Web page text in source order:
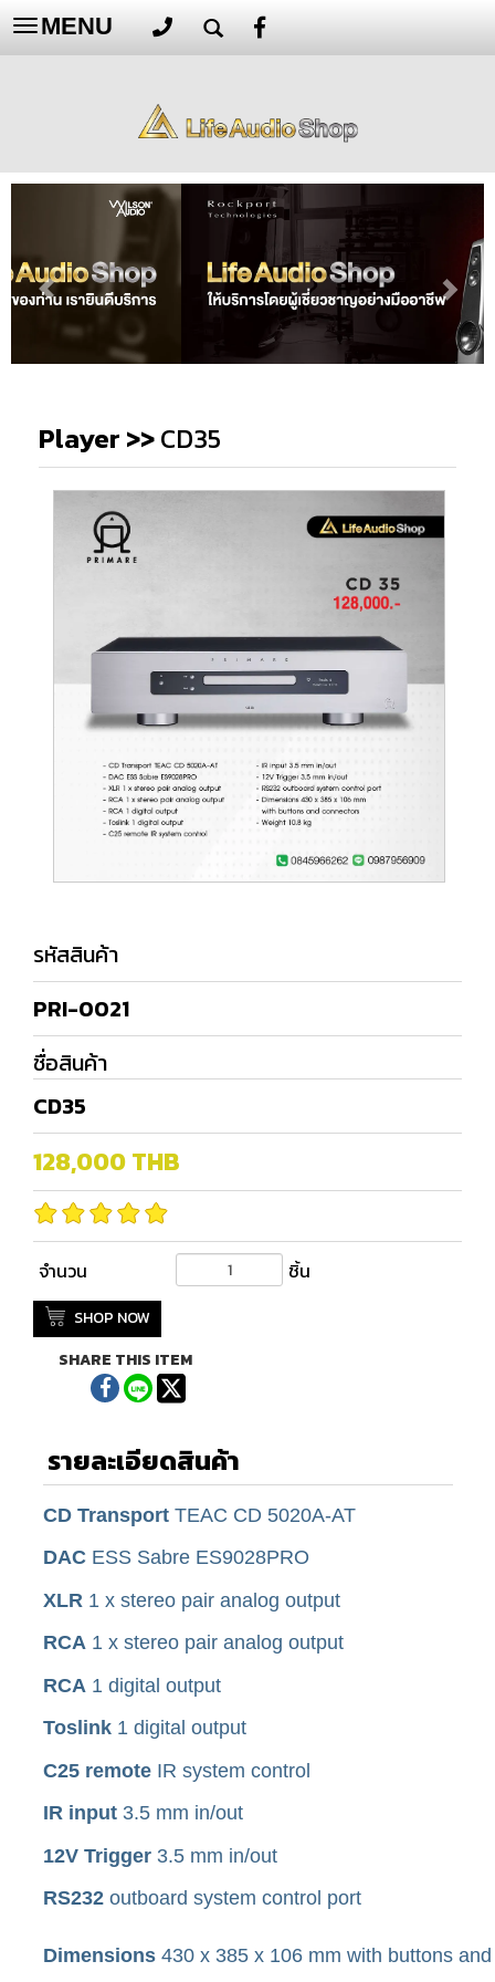
Toggle
navigation
MENU
Player >>CD35
รหัสสินค้า
PRI-0021
ชื่อสินค้า
CD35
128,000THB
จำนวน ชิ้น
SHOP NOW
SHARE THIS ITEM
รายละเอียดสินค้า
CD Transport TEAC CD 5020A-AT
DAC ESS Sabre ES9028PRO
XLR 1 x stereo pair analog output
RCA 1 x stereo pair analog output
RCA 1 digital output
Toslink 1 digital output
C25 remote IR system control
IR input 3.5 mm in/out
12V Trigger 3.5 mm in/out
RS232 outboard system control port
Dimensions 430 x 385 x 106 mm with buttons